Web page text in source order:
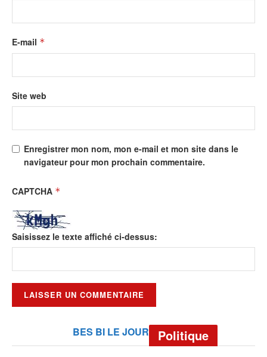
E-mail *
Site web
Enregistrer mon nom, mon e-mail et mon site dans le
navigateur pour mon prochain commentaire.
CAPTCHA *
Saisissez le texte affiché ci-dessus:
BES BI LE JOUR Politique